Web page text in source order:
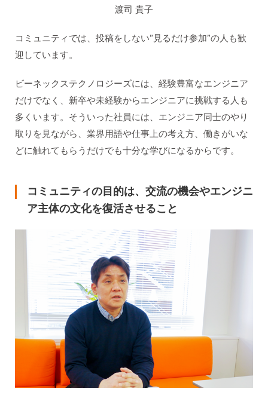
渡司 貴子
コミュニティでは、投稿をしない”見るだけ参加”の人も歓
迎しています。
ビーネックステクノロジーズには、経験豊富なエンジニア
だけでなく、新卒や未経験からエンジニアに挑戦する人も
多くいます。そういった社員には、エンジニア同士のやり
取りを見ながら、業界用語や仕事上の考え方、働きがいな
どに触れてもらうだけでも十分な学びになるからです。
コミュニティの目的は、交流の機会やエンジニ
ア主体の文化を復活させること